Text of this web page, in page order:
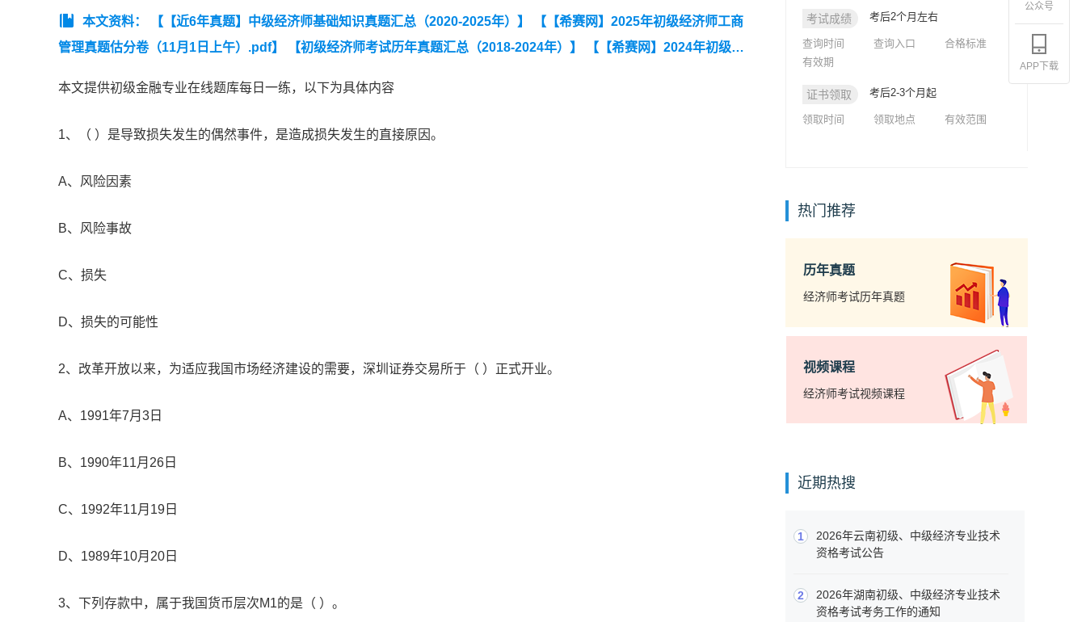
本文资料： 【【近6年真题】中级经济师基础知识真题汇总（2020-2025年）】
【【希赛网】2025年初级经济师工商
管理真题估分卷（11月1日上午）.pdf】
【初级经济师考试历年真题汇总（2018-2024年）】
【【希赛网】2024年初级经
本文提供初级金融专业在线题库每日一练，以下为具体内容
1、（ ）是导致损失发生的偶然事件，是造成损失发生的直接原因。
A、风险因素
B、风险事故
C、损失
D、损失的可能性
2、改革开放以来，为适应我国市场经济建设的需要，深圳证券交易所于（ ）正式开业。
A、1991年7月3日
B、1990年11月26日
C、1992年11月19日
D、1989年10月20日
3、下列存款中，属于我国货币层次M1的是（ ）。
考试成绩 考后2个月左右
查询时间 查询入口
合格标准
有效期
证书领取 考后2-3个月起
领取时间 领取地点 有效范围
热门推荐
历年真题
经济师考试历年真题
视频课程
经济师考试视频课程
近期热搜
1
2026年云南初级、中级经济专业技术
资格考试公告
2
2026年湖南初级、中级经济专业技术
资格考试考务工作的通知
公众号
APP下载